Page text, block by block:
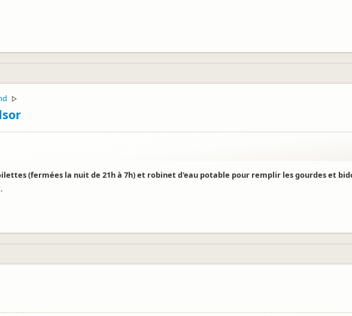
▷
(fermées la nuit de 21h à 7h) et robinet d'eau potable pour remplir les gourdes et